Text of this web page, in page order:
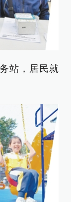
站，居民就